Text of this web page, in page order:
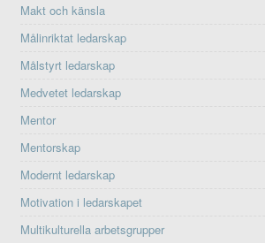
Makt och känsla
Målinriktat ledarskap
Målstyrt ledarskap
Medvetet ledarskap
Mentor
Mentorskap
Modernt ledarskap
Motivation i ledarskapet
Multikulturella arbetsgrupper